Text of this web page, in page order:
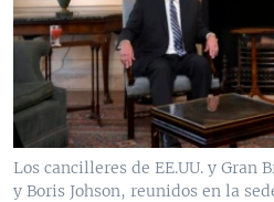
Los cancilleres de EE.UU. y Gran
y Boris Johson, reunidos en la